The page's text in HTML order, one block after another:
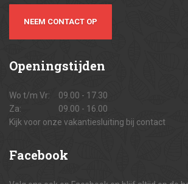
NEEM CONTACT OP
Openingstijden
Wo t/m Vr:
09.00 - 17.30
Za:
09.00 - 16.00
Kijk voor onze vakantiesluiting bij contact
Facebook